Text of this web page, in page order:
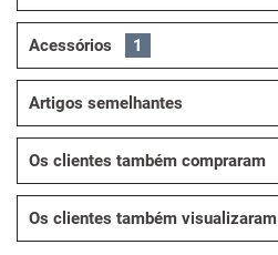
Acessórios 1
Artigos semelhantes
Os clientes também compraram
Os clientes também visualizaram